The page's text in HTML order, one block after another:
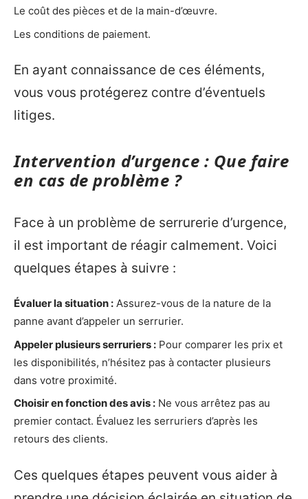
Le coût des pièces et de la main-d’œuvre.
Les conditions de paiement.
En ayant connaissance de ces éléments,
vous vous protégerez contre d’éventuels
litiges.
Intervention d’urgence : Que faire
en cas de problème ?
Face à un problème de serrurerie d’urgence,
il est important de réagir calmement. Voici
quelques étapes à suivre :
Évaluer la situation : Assurez-vous de la nature de la
panne avant d’appeler un serrurier.
Appeler plusieurs serruriers : Pour comparer les prix et
les disponibilités, n’hésitez pas à contacter plusieurs
dans votre proximité.
Choisir en fonction des avis : Ne vous arrêtez pas au
premier contact. Évaluez les serruriers d’après les
retours des clients.
Ces quelques étapes peuvent vous aider à